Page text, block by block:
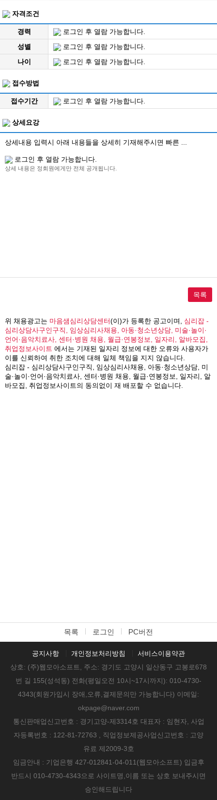
자격조건
경력
로그인 후 열람 가능합니다.
성별
로그인 후 열람 가능합니다.
나이
로그인 후 열람 가능합니다.
접수방법
접수기간 로그인 후 열람 가능합니다.
상세요강
상세내용 입력시 아래 내용들을 상세히 기재해주시면 빠른 ...
로그인 후 열람 가능합니다.
상세 내용은 정회원에게만 전체 공개됩니다.
목록
위 채용광고는 마음샘심리상담센터(이)가 등록한 공고이며, 심리잡 -
심리상담사구인구직, 임상심리사채용, 아동·청소년상담, 미술·놀이·
언어·음악치료사, 센터·병원 채용, 월급·연봉정보, 일자리, 알바모집,
취업정보사이트 에서는 기재된 일자리 정보에 대한 오류와 사용자가
이를 신뢰하여 취한 조치에 대해 일체 책임을 지지 않습니다.
심리잡 - 심리상담사구인구직, 임상심리사채용, 아동·청소년상담, 미
술·놀이·언어·음악치료사, 센터·병원 채용, 월급·연봉정보, 일자리, 알
바모집, 취업정보사이트의 동의없이 재 배포할 수 없습니다.
목록 로그인 PC버전
공지사항 개인정보처리방침
서비스이용약관
상호: (주)웹모아소프트, 주소: 경기도 고양시 일산동구 고봉로678
번 길 155(성석동) 전화(평일오전 10시~17시까지): 010-4730-
4343(회원가입시 장애,오류,결제문의만 가능합니다) 이메일:
okpage@naver.com
통신판매업신고번호 : 경기고양-제3314호 대표자 : 임현자, 사업
자등록번호 : 122-81-72763 , 직업정보제공사업신고번호 : 고양
유료 제2009-3호
임금안내 : 기업은행 427-012841-04-011(웹모아소프트) 입금후
반드시 010-4730-4343으로 사이트명,이름 또는 상호 보내주시면
승인해드립니다